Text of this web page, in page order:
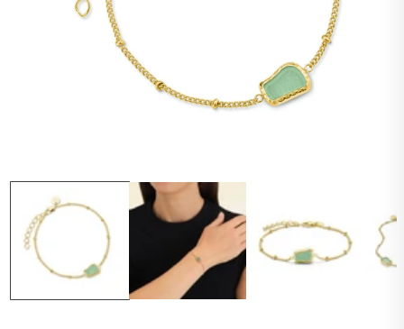
MEDIEN
IN
MODAL
ÖFFNEN